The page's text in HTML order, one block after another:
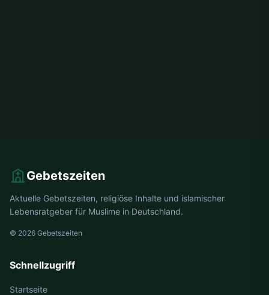
Gebetszeiten
Aktuelle Gebetszeiten, religiöse Inhalte und islamischer
Lebensratgeber für Muslime in Deutschland.
© 2026 Gebetszeiten
Schnellzugriff
Startseite